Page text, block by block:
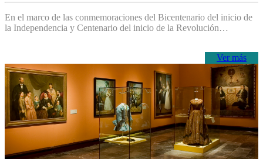
En el marco de las conmemoraciones del Bicentenario del inicio de
la Independencia y Centenario del inicio de la Revolución…
Ver más